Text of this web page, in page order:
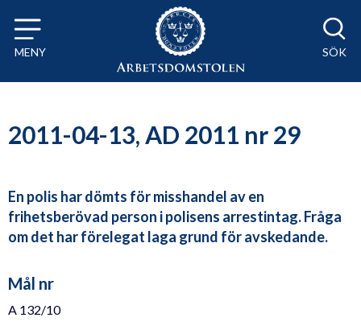
Till innehåll på sidan x
MENY SÖK
2011-04-13, AD 2011 nr 29
En polis har dömts för misshandel av en
frihetsberövad person i polisens arrestintag. Fråga
om det har förelegat laga grund för avskedande.
Mål nr
A 132/10